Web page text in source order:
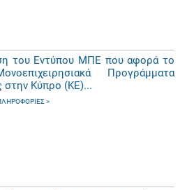
του Εντύπου ΜΠΕ που αφορά το
Προγράμματα
στην Κύπρο (ΚΕ)...